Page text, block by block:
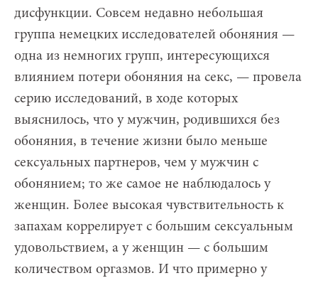
дисфункции. Совсем недавно небольшая
группа немецких исследователей обоняния —
одна из немногих групп, интересующихся
влиянием потери обоняния на секс, — провела
серию исследований, в ходе которых
выяснилось, что у мужчин, родившихся без
обоняния, в течение жизни было меньше
сексуальных партнеров, чем у мужчин с
обонянием; то же самое не наблюдалось у
женщин. Более высокая чувствительность к
запахам коррелирует с большим сексуальным
удовольствием, а у женщин — с большим
количеством оргазмов. И что примерно у